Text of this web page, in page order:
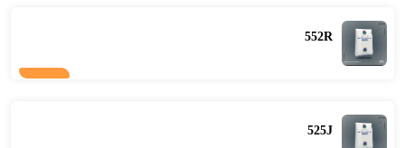
552R
525J